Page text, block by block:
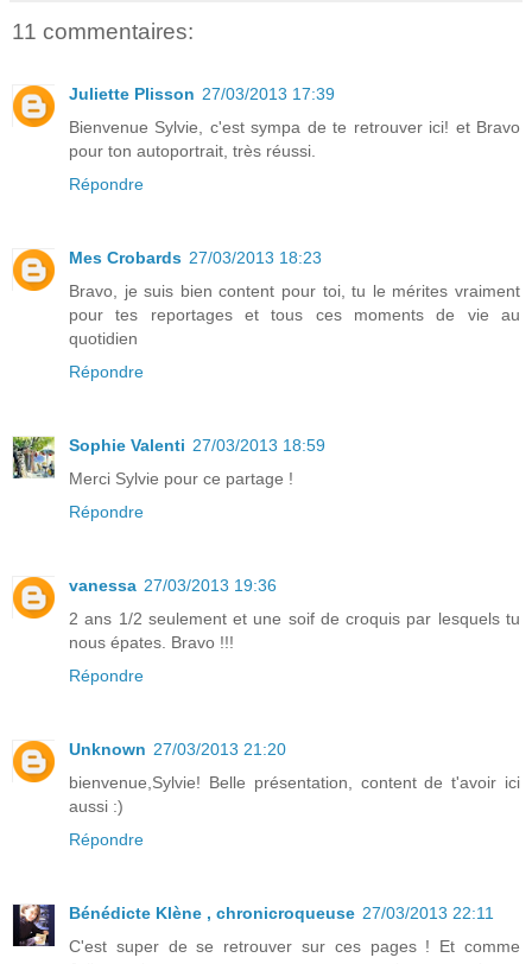
11 commentaires:
Juliette Plisson 27/03/2013 17:39
Bienvenue Sylvie, c'est sympa de te retrouver ici! et Bravo
pour ton autoportrait, très réussi.
Répondre
Mes Crobards 27/03/2013 18:23
Bravo, je suis bien content pour toi, tu le mérites vraiment
pour tes reportages et tous ces moments de vie au
quotidien
Répondre
Sophie Valenti 27/03/2013 18:59
Merci Sylvie pour ce partage !
Répondre
vanessa 27/03/2013 19:36
2 ans 1/2 seulement et une soif de croquis par lesquels tu
nous épates. Bravo !!!
Répondre
Unknown 27/03/2013 21:20
bienvenue,Sylvie! Belle présentation, content de t'avoir ici
aussi :)
Répondre
Bénédicte Klène , chronicroqueuse 27/03/2013 22:11
C'est super de se retrouver sur ces pages ! Et comme